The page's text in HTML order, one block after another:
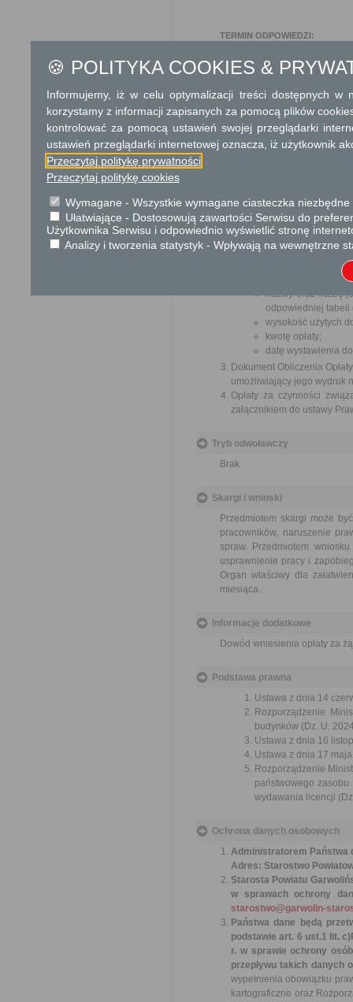
TERMIN ODPOWIEDZI:
Wypisy wykonywane
przez
Wyrysy wydawane są
interesantów
W przypadku
nieruchomości, organ
Opłatę pobiera się przed
b ust. 1 ustawy Prawo
Wysokość należnej opłaty
nazwę jednostki
identyfikator i
geodezyjnych lub
nazwy oraz liczbę
odpowiedniej tabeli
wysokość użytych
kwotę opłaty;
datę wystawienia
Dokument Obliczenia
umożliwiający jego wydruk
Opłaty za czynności
załącznikiem do ustawy
Tryb odwoławczy
Brak
Skargi i wnioski
Przedmiotem skargi może
pracowników, naruszenie
spraw. Przedmiotem
usprawnienie pracy i
Organ właściwy dla
miesiąca.
Informacje dodatkowe
Dowód wniesienia opłaty za
Podstawa prawna
Ustawa z dnia 14
Rozporządzenie
budynków (Dz. U.
Ustawa z dnia 16
Ustawa z dnia 17
Rozporządzenie
państwowego
wydawania licencji
Ochrona danych osobowych
Administratorem Państwa
Adres: Starostwo
Starosta Powiatu
w sprawach ochrony
starostwo@garwolin-
Państwa dane będą
podstawie art. 6 ust.1 lit. c)
r. w sprawie ochrony
przepływu takich danych
wypełnienia obowiązku
kartograficzne oraz
🍪 POLITYKA COOKIES &
Informujemy, iż w celu optymalizacji treści dostępnych w
korzystamy z informacji zapisanych za pomocą plików
kontrolować za pomocą ustawień swojej przeglądarki
ustawień przeglądarki internetowej oznacza, iż użytkownik
Przeczytaj politykę prywatności
Przeczytaj politykę cookies
Wymagane - Wszystkie wymagane ciasteczka
Ułatwiające - Dostosowują zawartości Serwisu do
Użytkownika Serwisu i odpowiednio wyświetlić stronę
Analizy i tworzenia statystyk - Wpływają na wewnętrzne